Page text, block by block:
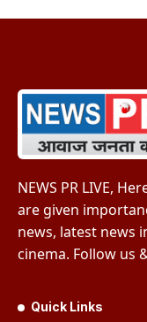
NEWS PR LIVE,
are given
news, latest news
cinema. Follow us
Quick Links